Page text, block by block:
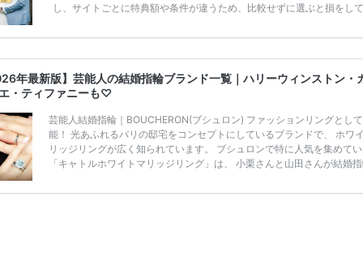
し、サイトごとに特典額や条件が違うため、比較せずに選ぶと損をし
ンペーン特典ランキングを公開！ 比較サイト：プラコレ、ゼクシィ、
補を絞れる「ウェディング診断」か、体験型 […] 続きを読む
年最新版】芸能人の結婚指輪ブランド一覧｜ハリーウィンストン・
・ティファニーも♡
芸能人結婚指輪｜BOUCHERON(ブシュロン) ファッションリングとし
能！ 光あふれるパリの邸宅をコンセプトにしているブランドで、 ホワ
リッジリングが広く知られています。 ブシュロンで特に人気を集めて
「キャトルホワイトマリッジリング」は、 小栗さんと山田さんが結婚指
気となっているのです。 その相場は、10～30万円ほどとなっています